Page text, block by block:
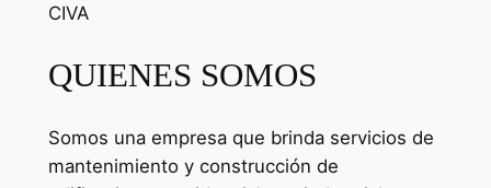
CIVA
QUIENES SOMOS
Somos una empresa que brinda servicios de
mantenimiento y construcción de